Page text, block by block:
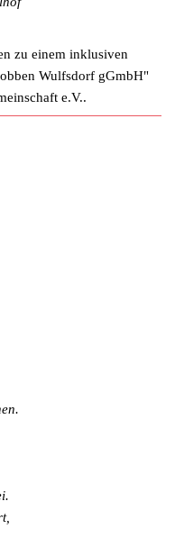
zu einem inklusiven
Wulfsdorf gGmbH"
e.V..